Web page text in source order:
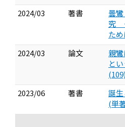
2024/03
著書
曇
究
た
2024/03
論文
親
と
2023/06
著書
誕
(単